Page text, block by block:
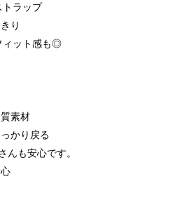
ラップ
り
ィット感も◎
素材
かり戻る
も安心です。